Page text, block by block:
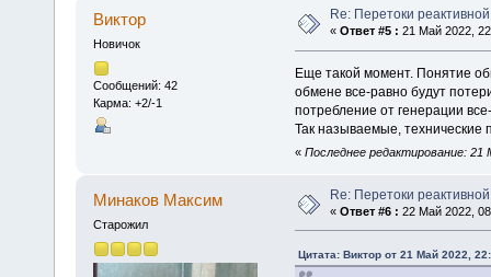
Виктор
Новичок
Сообщений: 42
Карма: +2/-1
Re: Перетоки
« Ответ #5 : 21 Май 2022,
Еще такой момент. Понятие
обмене все-равно будут
потребление от генерации
Так называемые, технические
« Последнее редактирование:
Минаков Максим
Старожил
Re: Перетоки
« Ответ #6 : 22 Май 2022,
Цитата: Виктор от 21 Май 2022,